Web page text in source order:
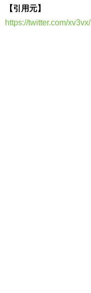
【引用元】
https://twitter.com/xv3vx/